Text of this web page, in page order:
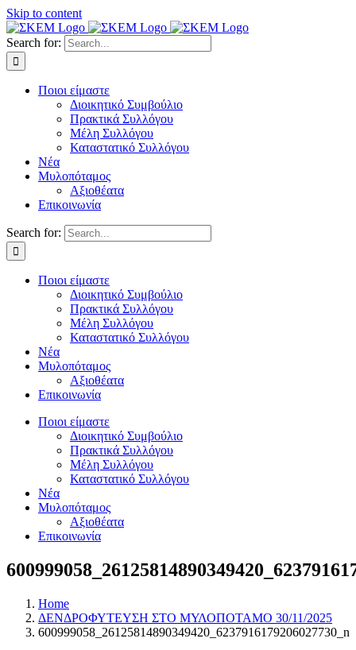
Skip to content
Search for:
Ποιοι είμαστε
Διοικητικό Συμβούλιο
Πρακτικά Συλλόγου
Μέλη Συλλόγου
Καταστατικό Συλλόγου
Νέα
Μυλοπόταμος
Αξιοθέατα
Επικοινωνία
Search for:
Ποιοι είμαστε
Διοικητικό Συμβούλιο
Πρακτικά Συλλόγου
Μέλη Συλλόγου
Καταστατικό Συλλόγου
Νέα
Μυλοπόταμος
Αξιοθέατα
Επικοινωνία
Ποιοι είμαστε
Διοικητικό Συμβούλιο
Πρακτικά Συλλόγου
Μέλη Συλλόγου
Καταστατικό Συλλόγου
Νέα
Μυλοπόταμος
Αξιοθέατα
Επικοινωνία
Home
ΔΕΝΔΡΟΦΥΤΕΥΣΗ ΣΤΟ ΜΥΛΟΠΟΤΑΜΟ 30/11/2025
600999058_26125814890349420_6237916179206027730_n